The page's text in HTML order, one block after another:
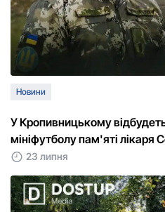
Новини
У Кропивницькому
мініфутболу пам'яті лікаря
23 липня